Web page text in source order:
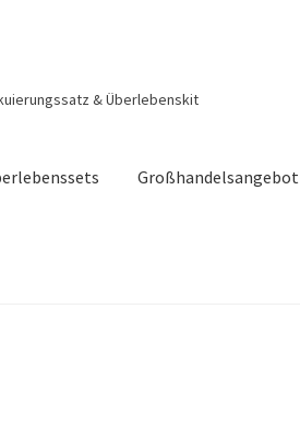
& Überlebenskit
Großhandelsangebot